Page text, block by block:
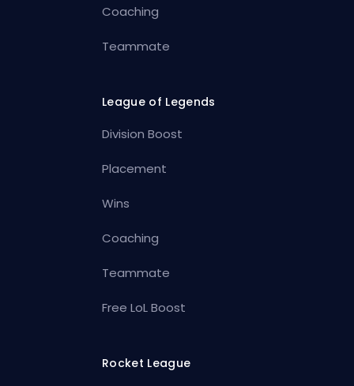
Coaching
Teammate
League of Legends
Division Boost
Placement
Wins
Coaching
Teammate
Free LoL Boost
Rocket League